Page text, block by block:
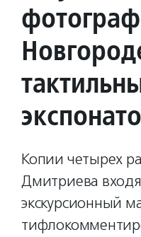
Копии четырех
Дмитриева
экскурсионный